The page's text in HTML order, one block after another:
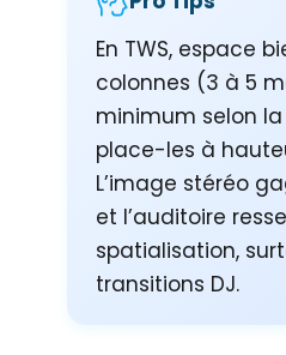
En TWS, espace
colonnes (3 à 5
minimum selon
place-les à
L’image stéréo
et l’auditoire
spatialisation,
transitions DJ.